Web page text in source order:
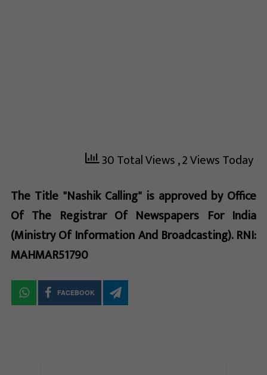
30 Total Views, 2 Views Today
The Title "Nashik Calling" is approved by Office
Of The Registrar Of Newspapers For India
(Ministry Of Information And Broadcasting). RNI:
MAHMAR51790
FACEBOOK